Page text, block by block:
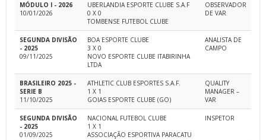
MÓDULO I - 2026
10/01/2026
UBERLANDIA ESPORTE CLUBE S.A.F
0 X 0
TOMBENSE FUTEBOL CLUBE
OBSERVADOR
DE VAR
SEGUNDA DIVISÃO
- 2025
09/11/2025
BOA ESPORTE CLUBE
3 X 0
NOVO ESPORTE CLUBE ITABIRINHA
LTDA
ANALISTA DE
CAMPO
BRASILEIRO 2025 -
SERIE B
11/10/2025
ATHLETIC CLUB ESPORTES S.A.F.
1 X 1
GOIAS ESPORTE CLUBE (GO)
QUALITY
MANAGER –
VAR
SEGUNDA DIVISÃO
- 2025
01/09/2025
NACIONAL FUTEBOL CLUBE
1 X 1
ASSOCIAÇÃO ESPORTIVA PARACATU
INSPETOR